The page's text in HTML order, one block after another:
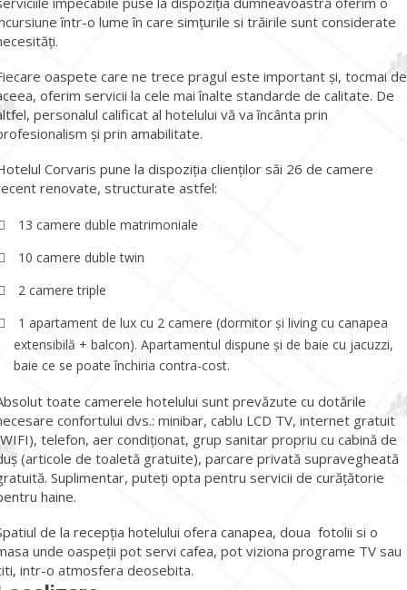
într-o lume în care simțurile si trăirile sunt considerate
oaspete care ne trece pragul este important și, tocmai de
oferim servicii la cele mai înalte standarde de calitate. De
personalul calificat al hotelului vă va încânta prin
și prin amabilitate.
Corvaris pune la dispoziția clienților săi 26 de camere
renovate, structurate astfel:
13 camere duble matrimoniale
10 camere duble twin
2 camere triple
1 apartament de lux cu 2 camere (dormitor și living cu canapea
extensibilă + balcon). Apartamentul dispune și de baie cu jacuzzi,
baie ce se poate închiria contra-cost.
toate camerele hotelului sunt prevăzute cu dotările
confortului dvs.: minibar, cablu LCD TV, internet gratuit
telefon, aer condiționat, grup sanitar propriu cu cabină de
(articole de toaletă gratuite), parcare privată supravegheată
Suplimentar, puteți opta pentru servicii de curățătorie
haine.
de la recepția hotelului ofera canapea, doua fotolii si o
unde oaspeții pot servi cafea, pot viziona programe TV sau
intr-o atmosfera deosebita.